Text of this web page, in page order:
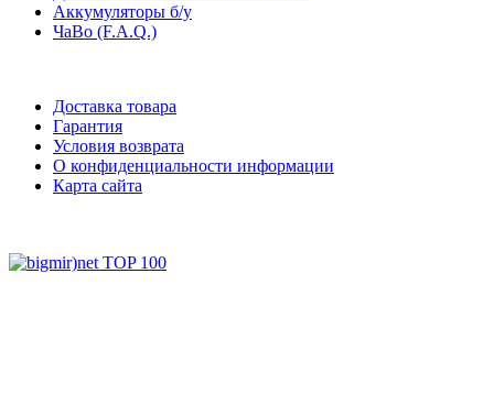
Аккумуляторы б/у
ЧаВо (F.A.Q.)
Доставка товара
Гарантия
Условия возврата
О конфиденциальности информации
Карта сайта